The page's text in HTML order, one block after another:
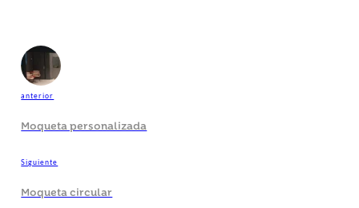
anterior
Moqueta personalizada
Siguiente
Moqueta circular